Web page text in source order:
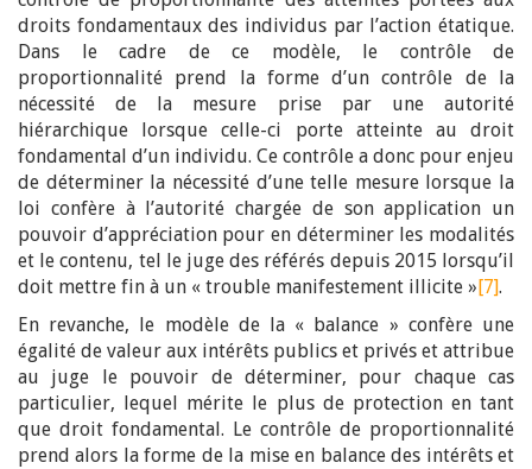
droits fondamentaux des individus par l’action étatique.
Dans le cadre de ce modèle, le contrôle de
proportionnalité prend la forme d’un contrôle de la
nécessité de la mesure prise par une autorité
hiérarchique lorsque celle-ci porte atteinte au droit
fondamental d’un individu. Ce contrôle a donc pour enjeu
de déterminer la nécessité d’une telle mesure lorsque la
loi confère à l’autorité chargée de son application un
pouvoir d’appréciation pour en déterminer les modalités
et le contenu, tel le juge des référés depuis 2015 lorsqu’il
doit mettre fin à un « trouble manifestement illicite »[7].
En revanche, le modèle de la « balance » confère une
égalité de valeur aux intérêts publics et privés et attribue
au juge le pouvoir de déterminer, pour chaque cas
particulier, lequel mérite le plus de protection en tant
que droit fondamental. Le contrôle de proportionnalité
prend alors la forme de la mise en balance des intérêts et